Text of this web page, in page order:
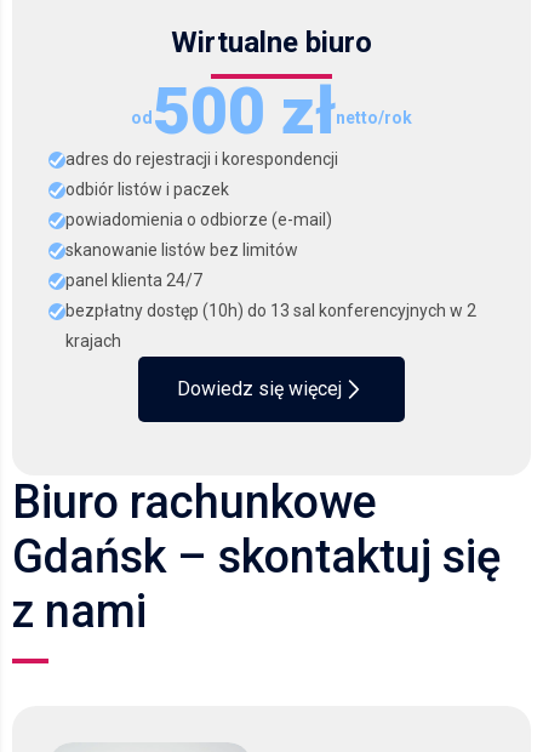
Wirtualne biuro
od500 złnetto/rok
adres do rejestracji i korespondencji
odbiór listów i paczek
powiadomienia o odbiorze (e-mail)
skanowanie listów bez limitów
panel klienta 24/7
bezpłatny dostęp (10h) do 13 sal konferencyjnych w 2
krajach
Dowiedz się więcej
Biuro rachunkowe
Gdańsk – skontaktuj się
z nami